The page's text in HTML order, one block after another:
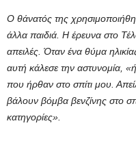
Ο θάνατός της
άλλα παιδιά. Η έρευνα στο
απειλές. Όταν ένα θύμα
αυτή κάλεσε την αστυνομία,
που ήρθαν στο σπίτι μου.
βάλουν βόμβα βενζίνης στο
κατηγορίες».